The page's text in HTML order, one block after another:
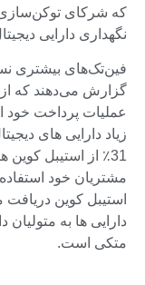
که شرکای توکن‌سازی
نگهداری دارایی
فین‌تک‌های بیشتری
گزارش می‌دهند که از
عملیات پرداخت خود
زیاد دارایی های
31٪ از استیبل
استیبل کوین
دارایی ها به متولیان
متکی است.